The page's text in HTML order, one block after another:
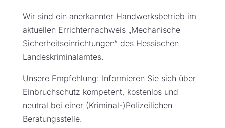
Wir sind ein anerkannter Handwerksbetrieb im
aktuellen Errichternachweis „Mechanische
Sicherheitseinrichtungen“ des Hessischen
Landeskriminalamtes.
Unsere Empfehlung: Informieren Sie sich über
Einbruchschutz kompetent, kostenlos und
neutral bei einer (Kriminal-)Polizeilichen
Beratungsstelle.